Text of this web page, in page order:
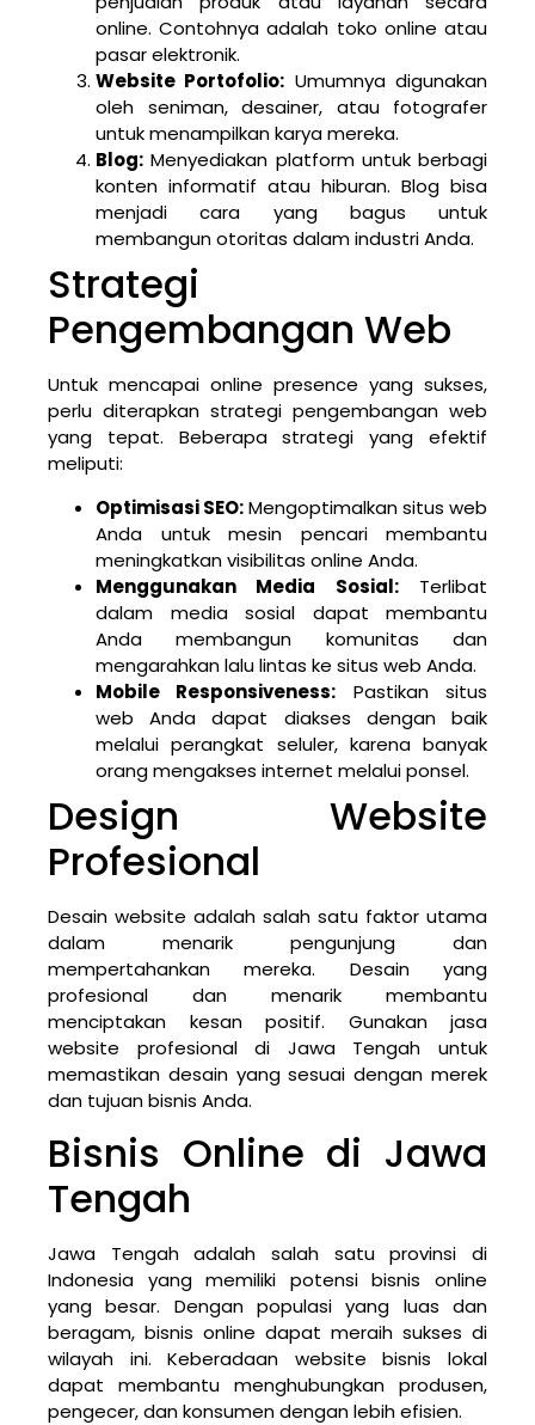
online. Contohnya adalah toko online atau
pasar elektronik.
Website Portofolio: Umumnya digunakan
oleh seniman, desainer, atau fotografer
untuk menampilkan karya mereka.
Blog: Menyediakan platform untuk berbagi
konten informatif atau hiburan. Blog bisa
menjadi cara yang bagus untuk
membangun otoritas dalam industri Anda.
Strategi
Pengembangan Web
Untuk mencapai online presence yang sukses,
perlu diterapkan strategi pengembangan web
yang tepat. Beberapa strategi yang efektif
meliputi:
Optimisasi SEO:Mengoptimalkan situs web
Anda untuk mesin pencari membantu
meningkatkan visibilitas online Anda.
Menggunakan Media Sosial:Terlibat
dalam media sosial dapat membantu
Anda membangun komunitas dan
mengarahkan lalu lintas ke situs web Anda.
Mobile Responsiveness: Pastikan situs
web Anda dapat diakses dengan baik
melalui perangkat seluler, karena banyak
orang mengakses internet melalui ponsel.
Design Website
Profesional
Desain website adalah salah satu faktor utama
dalam menarik pengunjung dan
mempertahankan mereka. Desain yang
profesional dan menarik membantu
menciptakan kesan positif. Gunakan jasa
website profesional di Jawa Tengah untuk
memastikan desain yang sesuai dengan merek
dan tujuan bisnis Anda.
Bisnis Online di Jawa
Tengah
Jawa Tengah adalah salah satu provinsi di
Indonesia yang memiliki potensi bisnis online
yang besar. Dengan populasi yang luas dan
beragam, bisnis online dapat meraih sukses di
wilayah ini. Keberadaan website bisnis lokal
dapat membantu menghubungkan produsen,
pengecer, dan konsumen dengan lebih efisien.